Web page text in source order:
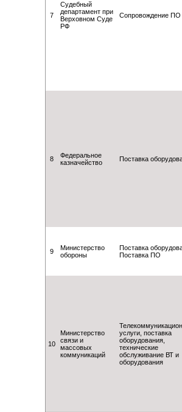
7
Судебный
департамент при
Верховном Суде
РФ
Сопровождение ПО
8
Федеральное
казначейство
Поставка
9
Министерство
обороны
Поставка
Поставка ПО
10
Министерство
связи и
массовых
коммуникаций
услуги, поставка
оборудования,
технические
обслуживание ВТ и
оборудования